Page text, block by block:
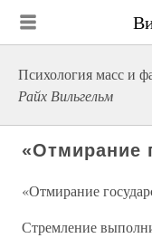
Психология масс и
Райх Вильгельм
«Отмирание
«Отмирание
Стремление